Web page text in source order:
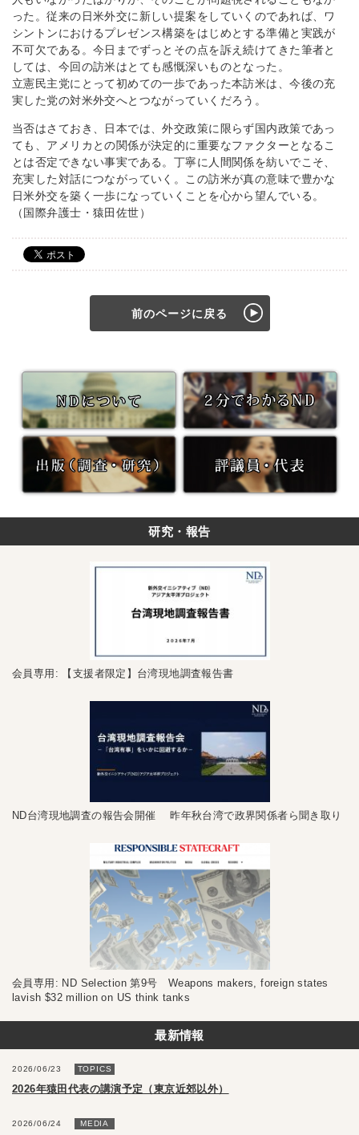
った。従来の日米外交に新しい提案をしていくのであれば、ワ
シントンにおけるプレゼンス構築をはじめとする準備と実践が
不可欠である。今日までずっとその点を訴え続けてきた筆者と
しては、今回の訪米はとても感慨深いものとなった。
立憲民主党にとって初めての一歩であった本訪米は、今後の充
実した党の対米外交へとつながっていくだろう。
当否はさておき、日本では、外交政策に限らず国内政策であっ
ても、アメリカとの関係が決定的に重要なファクターとなるこ
とは否定できない事実である。丁寧に人間関係を紡いでこそ、
充実した対話につながっていく。この訪米が真の意味で豊かな
日米外交を築く一歩になっていくことを心から望んでいる。
（国際弁護士・猿田佐世）
前のページに戻る
研究・報告
会員専用: 【支援者限定】台湾現地調査報告書
ND台湾現地調査の報告会開催 昨年秋台湾で政界関係者ら聞き取り
会員専用: ND Selection 第9号 Weapons makers, foreign states
lavish $32 million on US think tanks
最新情報
2026/06/23 TOPICS
2026年猿田代表の講演予定（東京近郊以外）
2026/06/24 MEDIA